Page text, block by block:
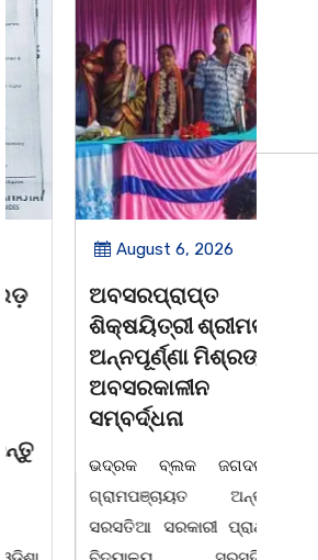
August 6, 2026
ଅବସରପ୍ରାପ୍ତ
ଶିକ୍ଷୟିତ୍ରୀ ଶ୍ରୀମତୀ
ଅନ୍ନପୂର୍ଣ୍ଣା ମିଶ୍ରଙ୍କ
ଅବସରକାଳୀନ
ସମ୍ବର୍ଦ୍ଧନା
ଭଦ୍ରକ ବ୍ଲକ ଜଗଦଳପୁର
ଗ୍ରାମପଞ୍ଚାୟତ ଅନ୍ତର୍ଗତ
ସରସତିଆ ସରକାରୀ ପ୍ରାଥମିକ